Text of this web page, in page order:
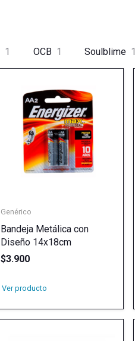
1 OCB 1 Soulblime 1
Genérico
Bandeja Metálica con
Diseño 14x18cm
$3.900
Ver producto